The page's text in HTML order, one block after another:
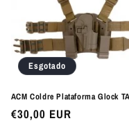
:
Esgotado
ACM Coldre Plataforma Glock
Preço
€30,00 EUR